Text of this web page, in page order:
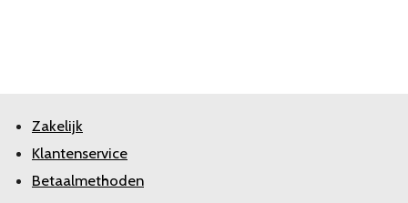
Zakelijk
Klantenservice
Betaalmethoden